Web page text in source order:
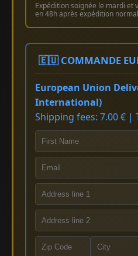
Expédition soignée le mardi et
en 48h après expédition
🇪🇺 COMMANDE
European Union
International)
Shipping fees: 7.00 € |